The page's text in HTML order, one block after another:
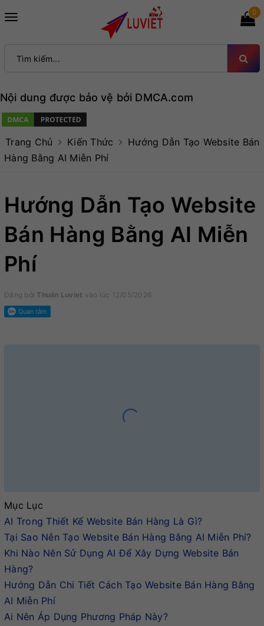
Toggle
0
Nội dung được bảo vệ bởi DMCA.com
Trang Chủ Kiến Thức
Hướng Dẫn Tạo Website Bán
Hàng Bằng AI Miễn Phí
Hướng Dẫn Tạo Website
Bán Hàng Bằng AI Miễn
Phí
Đăng bởi Thuấn Luviet vào lúc 12/05/2026
Mục Lục
AI Trong Thiết Kế Website Bán Hàng Là Gì?
Tại Sao Nên Tạo Website Bán Hàng Bằng AI Miễn Phí?
Khi Nào Nên Sử Dụng AI Để Xây Dựng Website Bán
Hàng?
Hướng Dẫn Chi Tiết Cách Tạo Website Bán Hàng Bằng
AI Miễn Phí
Ai Nên Áp Dụng Phương Pháp Này?